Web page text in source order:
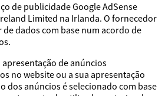
de publicidade Google AdSense
Limited na Irlanda. O fornecedor
dados com base num acordo de
de anúncios
no website ou a sua apresentação
dos anúncios é selecionado com base